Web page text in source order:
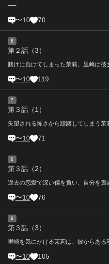
──
〜10 70
6
第２話（3）
賭けに負けてしまった茉莉。里崎は
〜10 119
7
第３話（1）
失望される怖さから躊躇してしまう
〜10 71
8
第３話（2）
過去の恋愛で深い傷を負い、自分を
〜10 76
9
第３話（3）
里崎を気にかける茉莉は、彼からあ
〜10 105